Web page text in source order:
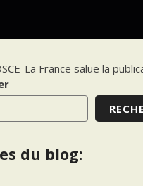
La France salue la
du blog: